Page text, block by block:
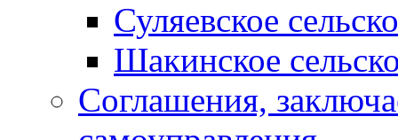
Суляевское
Шакинское
Соглашения,